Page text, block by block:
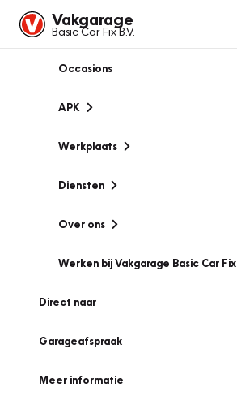
Vakgarage
Basic Car Fix B.V.
Occasions
APK
Werkplaats
Diensten
Over ons
Werken bij Vakgarage Basic Car Fix
Direct naar
Garageafspraak
Meer informatie